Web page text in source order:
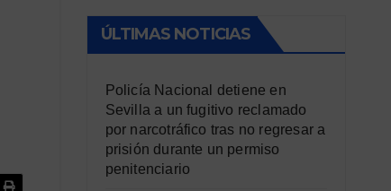
ÚLTIMAS NOTICIAS
Policía Nacional detiene en
Sevilla a un fugitivo reclamado
por narcotráfico tras no regresar a
prisión durante un permiso
penitenciario